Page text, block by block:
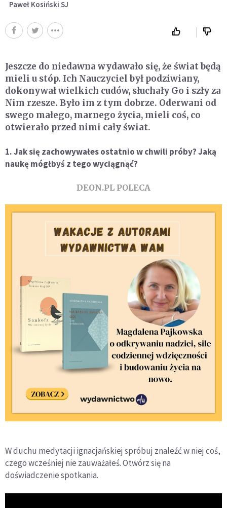
Paweł Kosiński SJ
Jeszcze do niedawna wydawało się, że świat będą
mieli u stóp. Ich Nauczyciel był podziwiany,
dokonywał wielkich cudów, słuchały Go i szły za
Nim rzesze. Było im z tym dobrze. Oderwani od
swego małego, marnego życia, mieli coś, co
otwierało przed nimi cały świat.
1. Jak się zachowywałes ostatnio w chwili próby? Jaką
naukę mógłbyś z tego wyciągnąć?
DEON.PL POLECA
W duchu medytacji ignacjańskiej spróbuj znaleźć w niej coś,
czego wcześniej nie zauważałeś. Otwórz się na
doświadczenie spotkania.